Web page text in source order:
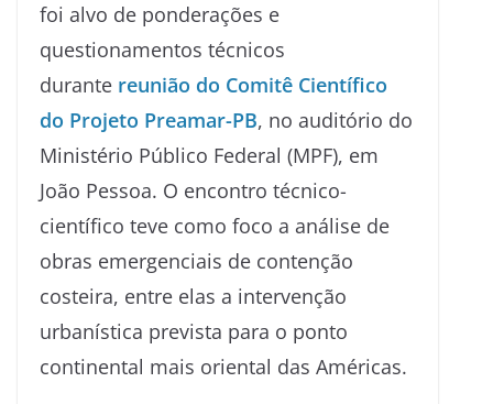
foi alvo de ponderações e
questionamentos técnicos
durante reunião do Comitê Científico
do Projeto Preamar-PB, no auditório do
Ministério Público Federal (MPF), em
João Pessoa. O encontro técnico-
científico teve como foco a análise de
obras emergenciais de contenção
costeira, entre elas a intervenção
urbanística prevista para o ponto
continental mais oriental das Américas.